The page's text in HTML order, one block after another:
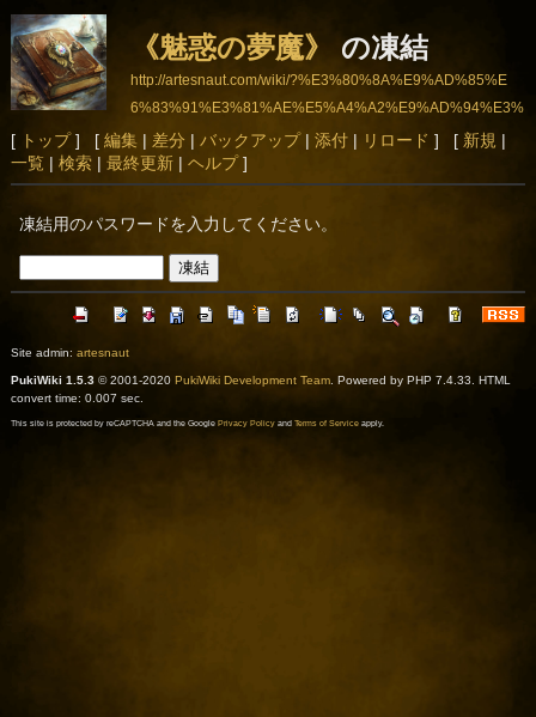
《魅惑の夢魔》 の凍結
http://artesnaut.com/wiki/?%E3%80%8A%E9%AD%85%E
6%83%91%E3%81%AE%E5%A4%A2%E9%AD%94%E3%
80%8B
[ トップ] [ 編集| 差分 | バックアップ| 添付| リロード ] [ 新規 |
一覧 | 検索| 最終更新| ヘルプ]
凍結用のパスワードを入力してください。
Site admin: artesnaut
PukiWiki 1.5.3© 2001-2020 PukiWiki Development Team. Powered by PHP 7.4.33. HTML
convert time: 0.007 sec.
This site is protected by reCAPTCHA and the Google Privacy Policyand Terms of Serviceapply.